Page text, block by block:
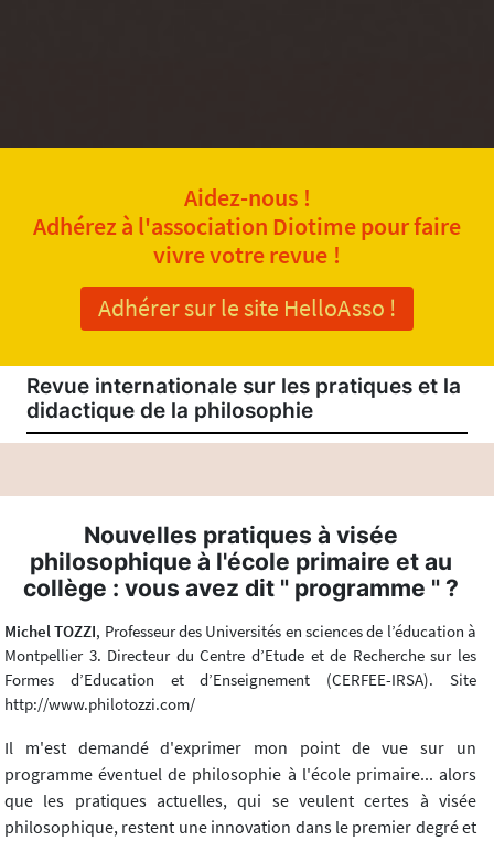
Aidez-nous !
Adhérez à l'association Diotime pour faire
vivre votre revue !
Adhérer sur le site HelloAsso !
Revue internationale sur les pratiques et la
didactique de la philosophie
Nouvelles pratiques à visée
philosophique à l'école primaire et au
collège : vous avez dit " programme " ?
Michel TOZZI, Professeur des Universités en sciences de l’éducation à
Montpellier 3. Directeur du Centre d’Etude et de Recherche sur les
Formes d’Education et d’Enseignement (CERFEE-IRSA). Site
http://www.philotozzi.com/
Il m'est demandé d'exprimer mon point de vue sur un
programme éventuel de philosophie à l'école primaire... alors
que les pratiques actuelles, qui se veulent certes à visée
philosophique, restent une innovation dans le premier degré et